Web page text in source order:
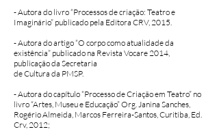
- Autora do livro “Processos de criação: Teatro e
Imaginário” publicado pela Editora CRV, 2015.
- Autora do artigo “O corpo como atualidade da
existência” publicado na Revista Vocare 2014,
publicação da Secretaria
de Cultura da PMSP.
- Autora do capítulo “Processo de Criação em Teatro” no
livro “Artes, Museu e Educação” Org. Janina Sanches,
Rogério Almeida, Marcos Ferreira-Santos, Curitiba, Ed.
Crv, 2012;